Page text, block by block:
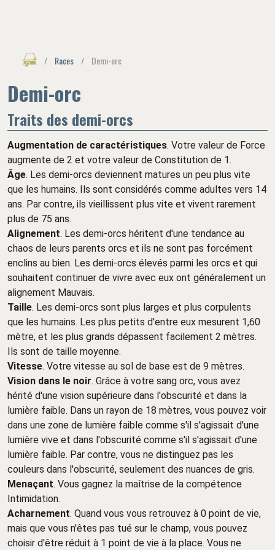
/ Races / Demi-orc
Demi-orc
Traits des demi-orcs
Augmentation de caractéristiques. Votre valeur de Force
augmente de 2 et votre valeur de Constitution de 1.
Âge. Les demi-orcs deviennent matures un peu plus vite
que les humains. Ils sont considérés comme adultes vers 14
ans. Par contre, ils vieillissent plus vite et vivent rarement
plus de 75 ans.
Alignement. Les demi-orcs héritent d'une tendance au
chaos de leurs parents orcs et ils ne sont pas forcément
enclins au bien. Les demi-orcs élevés parmi les orcs et qui
souhaitent continuer de vivre avec eux ont généralement un
alignement Mauvais.
Taille. Les demi-orcs sont plus larges et plus corpulents
que les humains. Les plus petits d'entre eux mesurent 1,60
mètre, et les plus grands dépassent facilement 2 mètres.
Ils sont de taille moyenne.
Vitesse. Votre vitesse au sol de base est de 9 mètres.
Vision dans le noir. Grâce à votre sang orc, vous avez
hérité d'une vision supérieure dans l'obscurité et dans la
lumière faible. Dans un rayon de 18 mètres, vous pouvez voir
dans une zone de lumière faible comme s'il s'agissait d'une
lumière vive et dans l'obscurité comme s'il s'agissait d'une
lumière faible. Par contre, vous ne distinguez pas les
couleurs dans l'obscurité, seulement des nuances de gris.
Menaçant. Vous gagnez la maîtrise de la compétence
Intimidation.
Acharnement. Quand vous vous retrouvez à 0 point de vie,
mais que vous n'êtes pas tué sur le champ, vous pouvez
choisir d'être réduit à 1 point de vie à la place. Vous ne